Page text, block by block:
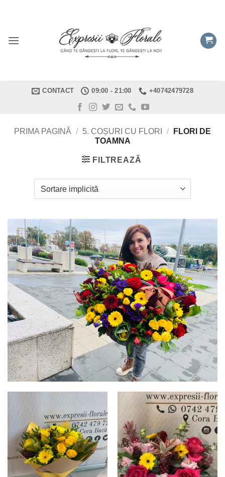
CONTACT 09:00 - 21:00 +40742479728
PRIMA PAGINĂ / 5. COȘURI CU FLORI /
FLORI DE
TOAMNA
FILTREAZĂ